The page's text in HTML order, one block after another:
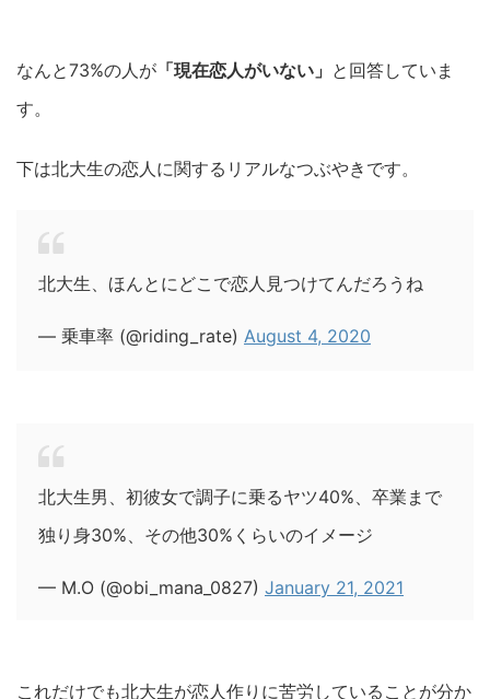
なんと73%の人が 「現在恋人がいない」 と回答していま
す。
下は北大生の恋人に関するリアルなつぶやきです。
北大生、ほんとにどこで恋人見つけてんだろうね
— 乗車率 (@riding_rate) August 4, 2020
北大生男、初彼女で調子に乗るヤツ40%、卒業まで
独り身30%、その他30%くらいのイメージ
— M.O (@obi_mana_0827) January 21, 2021
これだけでも北大生が恋人作りに苦労していることが分か